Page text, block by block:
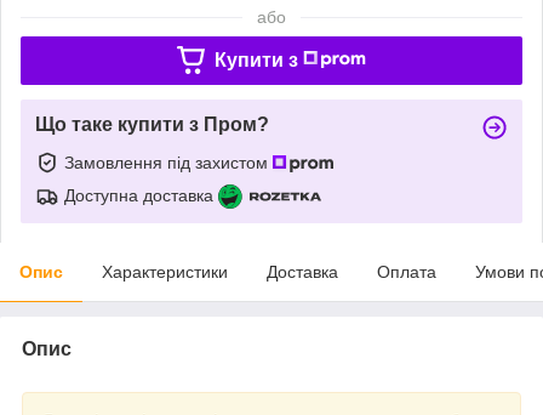
або
Купити з
Що таке купити з Пром?
Замовлення під захистом
Доступна доставка
Опис Характеристики Доставка Оплата Умови
Опис